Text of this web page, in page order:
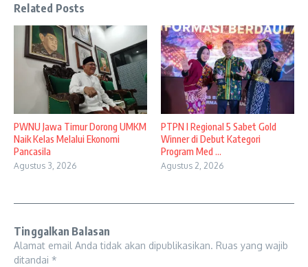
Related Posts
PWNU Jawa Timur Dorong UMKM
Naik Kelas Melalui Ekonomi
Pancasila
Agustus 3, 2026
PTPN I Regional 5 Sabet Gold
Winner di Debut Kategori
Program Med ...
Agustus 2, 2026
Tinggalkan Balasan
Alamat email Anda tidak akan dipublikasikan. Ruas yang wajib
ditandai *